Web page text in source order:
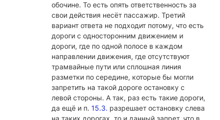
обочине. То есть опять ответственность за
свои действия несёт пассажир. Третий
вариант ответа не подходит потому, что есть
дороги с односторонним движением и
дороги, где по одной полосе в каждом
направлении движения, где отсутствуют
трамвайные пути или сплошная линия
разметки по середине, которые бы могли
запретить на такой дороге остановку с
левой стороны. А так, раз есть такие дороги,
да ещё и п. 15.3. разрешает остановку слева
на таких дорогах, то и данный запрет, что в